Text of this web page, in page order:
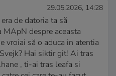
29.05.2026, 14:28
de datoria ta să
MApN despre aceasta
vroiai să o aduca in atentia
Hai siktir git! Ai tras
, ti-ai tras leafa si